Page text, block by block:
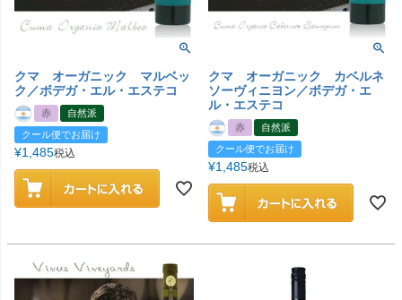
クマ オーガニック マルベッ
ク／ボデガ・エル・エステコ
赤
自然派
クール便でお届け
¥1,485税込
クマ オーガニック カベルネ
ソーヴィニヨン／ボデガ・エ
ル・エステコ
赤
自然派
クール便でお届け
¥1,485税込